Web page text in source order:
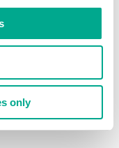
only
ob unsere
haben, dies zu
was getan
ein guter
die
für sich wählen